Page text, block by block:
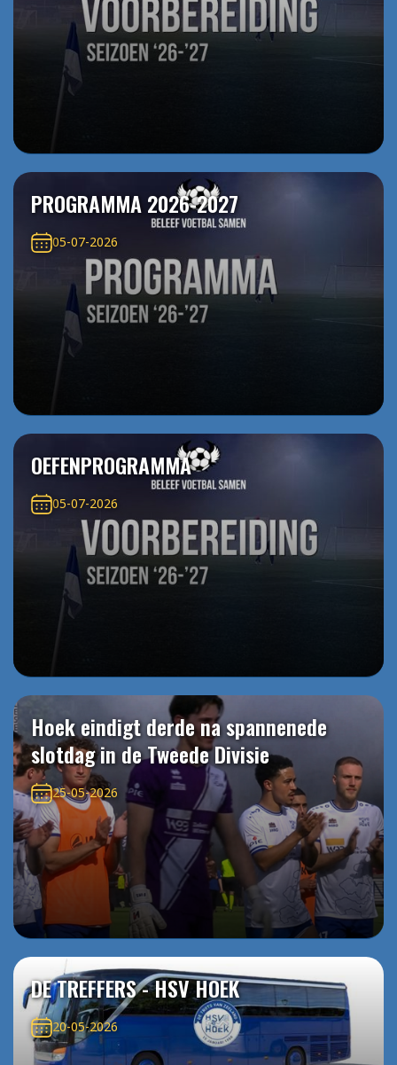
PROGRAMMA 2026-2027
05-07-2026
OEFENPROGRAMMA
05-07-2026
Hoek eindigt derde na spannenede
slotdag in de Tweede Divisie
25-05-2026
DE TREFFERS - HSV HOEK
20-05-2026